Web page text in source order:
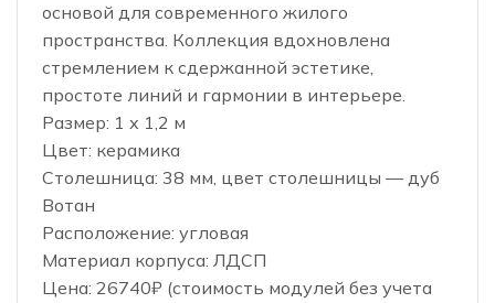
основой для современного жилого
пространства. Коллекция вдохновлена
стремлением к сдержанной эстетике,
простоте линий и гармонии в интерьере.
Размер: 1 х 1,2 м
Цвет: керамика
Столешница: 38 мм, цвет столешницы — дуб
Вотан
Расположение: угловая
Материал корпуса: ЛДСП
Цена: 26740₽ (стоимость модулей без учета